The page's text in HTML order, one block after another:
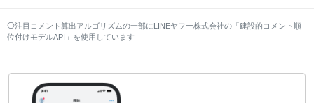
注目コメント算出アルゴリズムの一部にLINEヤフー株式会社の「建設的コメント順
位付けモデルAPI」を使用しています